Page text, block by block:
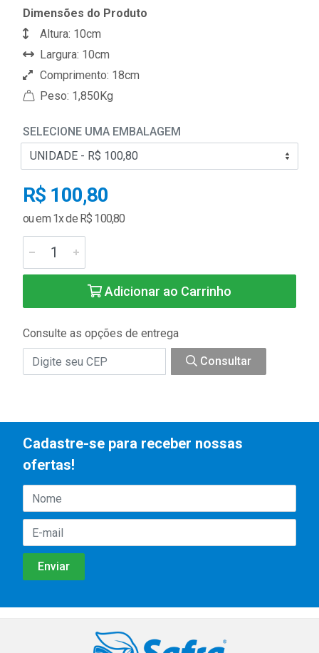
Dimensões do Produto
Altura: 10cm
Largura: 10cm
Comprimento: 18cm
Peso: 1,850Kg
SELECIONE UMA EMBALAGEM
R$ 100,80
ou em 1x de R$ 100,80
Adicionar ao Carrinho
Consulte as opções de entrega
Consultar
Cadastre-se para receber nossas
ofertas!